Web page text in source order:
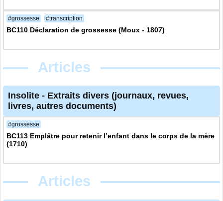
#grossesse #transcription
BC110 Déclaration de grossesse (Moux - 1807)
Articles
Insolite - Extraits divers (journaux, revues,
livres, autres documents)
#grossesse
BC113 Emplâtre pour retenir l’enfant dans le corps de la mère
(1710)
Articles